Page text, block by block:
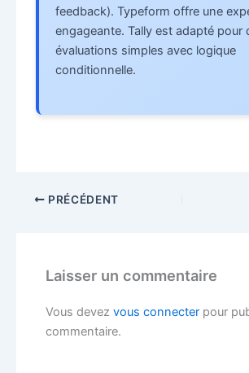
feedback). Typeform offre une
engageante. Tally est adapté pour
évaluations simples avec logique
conditionnelle.
PRÉCÉDENT
Laisser un commentaire
Vous devezvous connecter pour
commentaire.